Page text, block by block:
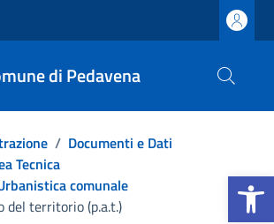
di Pedavena
/ Documenti e Dati
Tecnica
comunale
del territorio (p.a.t.)
Apri la